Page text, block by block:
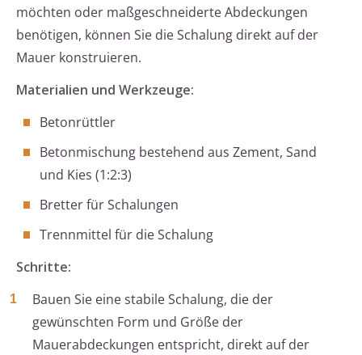
möchten oder maßgeschneiderte Abdeckungen
benötigen, können Sie die Schalung direkt auf der
Mauer konstruieren.
Materialien und Werkzeuge:
Betonrüttler
Betonmischung bestehend aus Zement, Sand
und Kies (1:2:3)
Bretter für Schalungen
Trennmittel für die Schalung
Schritte:
Bauen Sie eine stabile Schalung, die der
gewünschten Form und Größe der
Mauerabdeckungen entspricht, direkt auf der